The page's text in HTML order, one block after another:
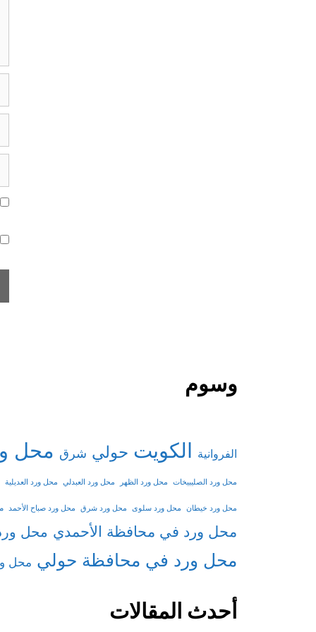
وسوم
الفروانية الكويت حولي شرق محل
محل ورد الصليبيخات محل ورد الظهر محل ورد العبدلي محل ورد العديلية
محل ورد خيطان محل ورد سلوى محل ورد شرق محل ورد صباح الأحمد
محل ورد في محافظة الأحمدي محل
محل ورد في محافظة حولي محل
أحدث المقالات